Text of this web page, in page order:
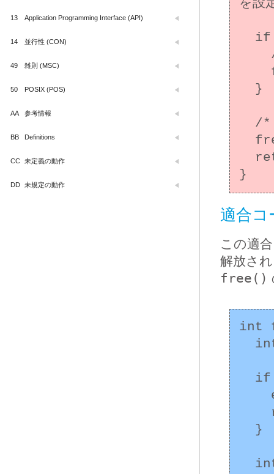
を設
適合コ
この適
解放さ
free()
int
13 Application Programming Interface (API)
14 並行性 (CON)
49 雑則 (MSC)
50 POSIX (POS)
AA 参考情報
BB Definitions
CC 未定義の動作
DD 未規定の動作